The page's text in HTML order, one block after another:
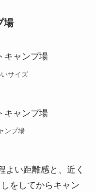
場
サイズ
ンプ場
よい距離感と、近く
をしてからキャン